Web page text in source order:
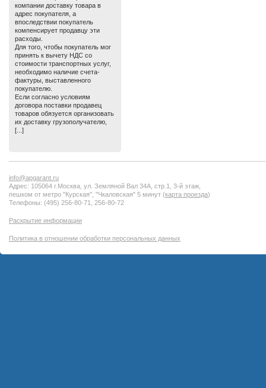
компании доставку товара в
адрес покупателя, а
впоследствии покупатель
компенсирует продавцу эти
расходы.
Для того, чтобы покупатель мог
принять к вычету НДС со
стоимости транспортных услуг,
необходимо наличие счета-
фактуры, выставленного
покупателю.
Если согласно условиям
договора поставки продавец
товаров обязуется организовать
их доставку грузополучателю,
[...]
info@apgarant.ru
Адрес: 105064 г.Москва, ул. Земляной Вал 34А, стр.1, 3-й этаж,
пешком от метро "Курская", "Чкаловская" 5 минут (карта проезда)
Телефоны: (495) 256-80-71, 256-80-72
Раскрытие информации
Политика в отношении обработки персональных данных